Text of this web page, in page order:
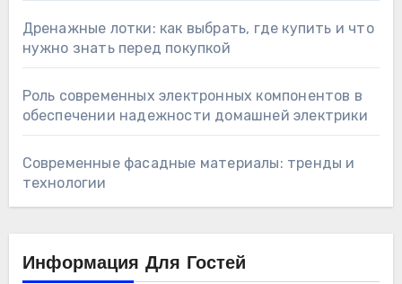
Дренажные лотки: как выбрать, где купить и что
нужно знать перед покупкой
Роль современных электронных компонентов в
обеспечении надежности домашней электрики
Современные фасадные материалы: тренды и
технологии
Информация Для Гостей